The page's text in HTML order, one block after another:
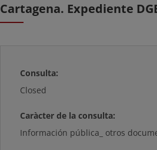
Cartagena. Expediente
Consulta:
Closed
Caràcter de la consulta:
Información pública_ otros